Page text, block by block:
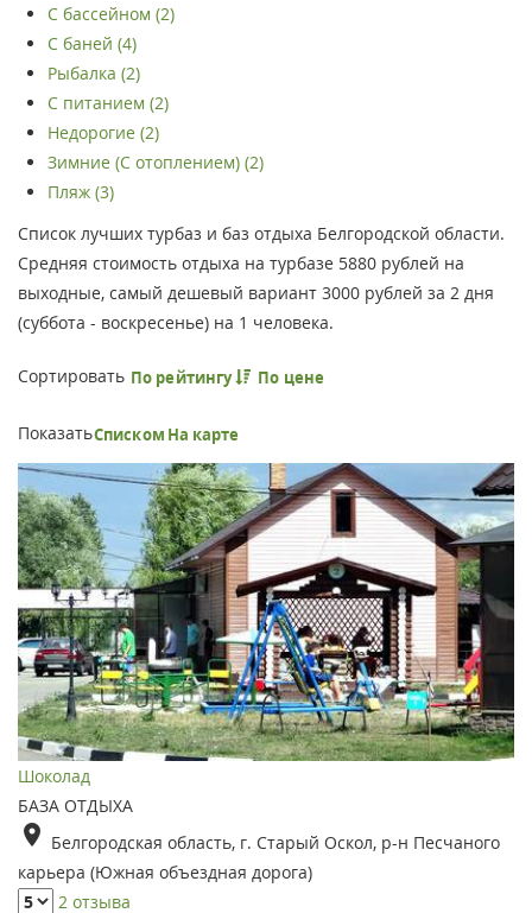
С бассейном (2)
С баней (4)
Рыбалка (2)
С питанием (2)
Недорогие (2)
Зимние (С отоплением) (2)
Пляж (3)
Список лучших турбаз и баз отдыха Белгородской области.
Средняя стоимость отдыха на турбазе 5880 рублей на
выходные, самый дешевый вариант 3000 рублей за 2 дня
(суббота - воскресенье) на 1 человека.
Сортировать По рейтингу По цене
ПоказатьСписком На карте
Шоколад
БАЗА ОТДЫХА
Белгородская область, г. Старый Оскол, р-н Песчаного
карьера (Южная объездная дорога)
2 отзыва